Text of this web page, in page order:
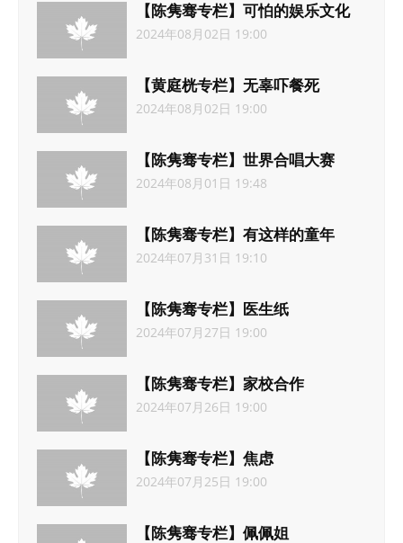
【陈隽骞专栏】可怕的娱乐文化
2024年08月02日 19:00
【黄庭桄专栏】无辜吓餐死
2024年08月02日 19:00
【陈隽骞专栏】世界合唱大赛
2024年08月01日 19:48
【陈隽骞专栏】有这样的童年
2024年07月31日 19:10
【陈隽骞专栏】医生纸
2024年07月27日 19:00
【陈隽骞专栏】家校合作
2024年07月26日 19:00
【陈隽骞专栏】焦虑
2024年07月25日 19:00
【陈隽骞专栏】佩佩姐